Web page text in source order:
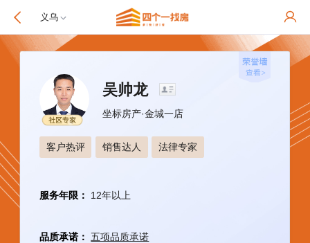
义乌
吴帅龙
坐标房产·金城一店
客户热评 销售达人 法律专家
服务年限： 12年以上
品质承诺： 五项品质承诺